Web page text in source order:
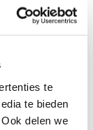
te
te bieden
delen we
in
en
uit
een of